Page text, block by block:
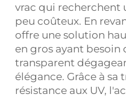
vrac qui recherchent
peu coûteux. En
offre une solution
en gros ayant besoin
transparent
élégance. Grâce à sa
résistance aux UV,